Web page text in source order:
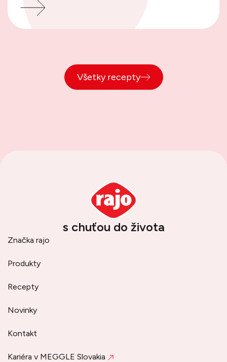
Všetky recepty
s chuťou do života
Značka rajo
Produkty
Recepty
Novinky
Kontakt
Kariéra v MEGGLE Slovakia